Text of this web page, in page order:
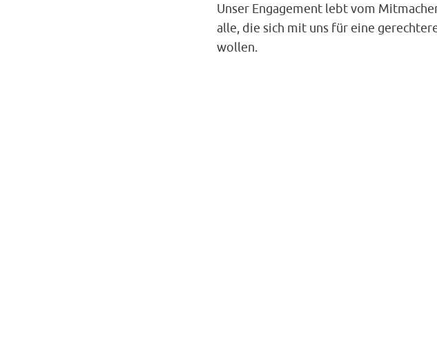
Unser Engagement lebt vom
alle, die sich mit uns für eine
wollen.